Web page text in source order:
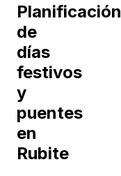
Planificación
de
días
festivos
y
puentes
en
Rubite